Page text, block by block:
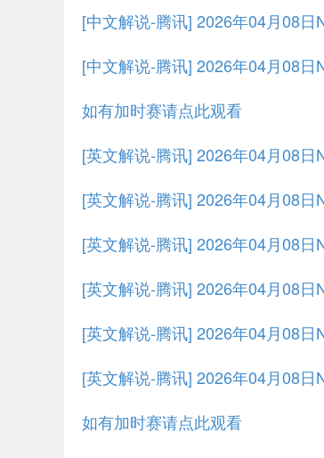
[中文解说-腾讯] 2026年04月08
[中文解说-腾讯] 2026年04月08
如有加时赛请点此观看
[英文解说-腾讯] 2026年04月08
[英文解说-腾讯] 2026年04月08
[英文解说-腾讯] 2026年04月08
[英文解说-腾讯] 2026年04月08
[英文解说-腾讯] 2026年04月08
[英文解说-腾讯] 2026年04月08
如有加时赛请点此观看